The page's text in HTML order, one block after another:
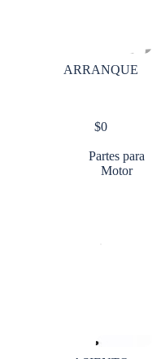
ARRANQUE
$0
Partes para
Motor